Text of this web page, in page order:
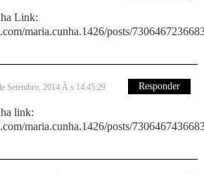
Link:
maria.cunha.1426/posts/
Setembro, 2014 Ã s 14:45:29 Responder
link:
maria.cunha.1426/posts/